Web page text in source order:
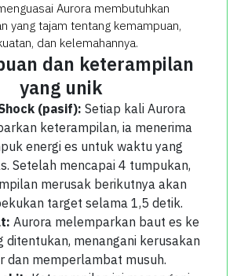
Aurora membutuhkan
yang tajam tentang kemampuan,
dan kelemahannya.
dan keterampilan
yang unik
(pasif): Setiap kali Aurora
keterampilan, ia menerima
energi es untuk waktu yang
Setelah mencapai 4 tumpukan,
merusak berikutnya akan
target selama 1,5 detik.
Aurora melemparkan baut es ke
ditentukan, menangani kerusakan
dan memperlambat musuh.